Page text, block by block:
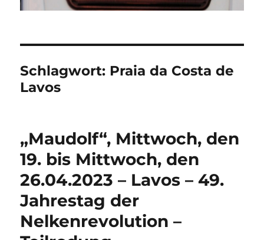
Schlagwort: Praia da Costa de
Lavos
„Maudolf“, Mittwoch, den
19. bis Mittwoch, den
26.04.2023 – Lavos – 49.
Jahrestag der
Nelkenrevolution –